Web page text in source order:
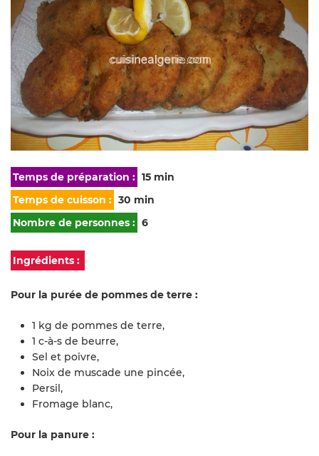
Temps de préparation : 15 min
Temps de cuisson : 30 min
Nombre de personnes : 6
Ingrédients :
Pour la purée de pommes de terre :
1 kg de pommes de terre,
1 c-à-s de beurre,
Sel et poivre,
Noix de muscade une pincée,
Persil,
Fromage blanc,
Pour la panure :